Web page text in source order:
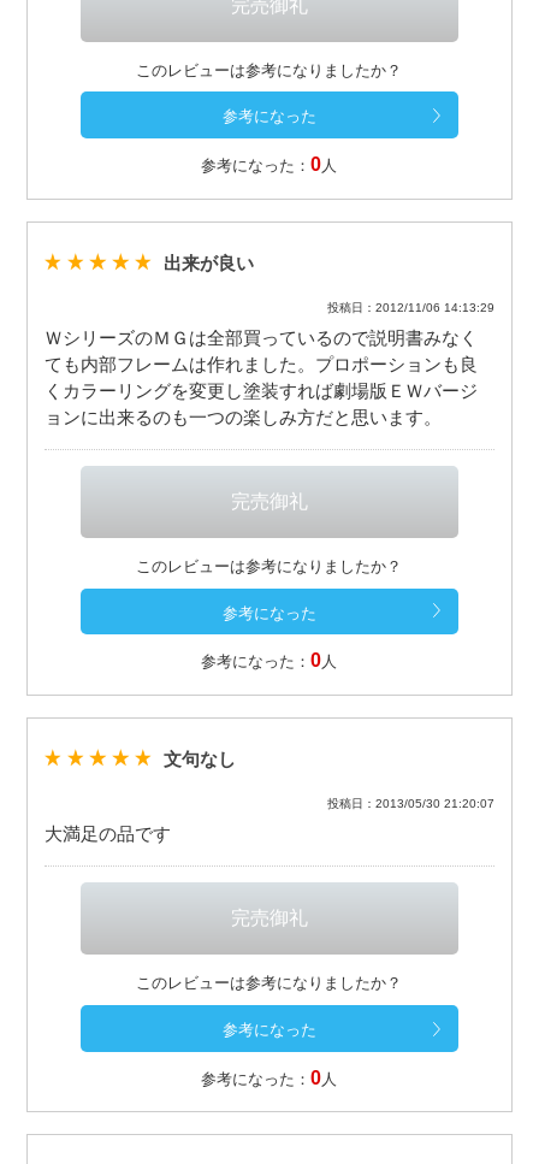
このレビューは参考になりましたか？
参考になった：0人
出来が良い
投稿日：2012/11/06 14:13:29
ＷシリーズのＭＧは全部買っているので説明書みなく
ても内部フレームは作れました。プロポーションも良
くカラーリングを変更し塗装すれば劇場版ＥＷバージ
ョンに出来るのも一つの楽しみ方だと思います。
このレビューは参考になりましたか？
参考になった：0人
文句なし
投稿日：2013/05/30 21:20:07
大満足の品です
このレビューは参考になりましたか？
参考になった：0 人